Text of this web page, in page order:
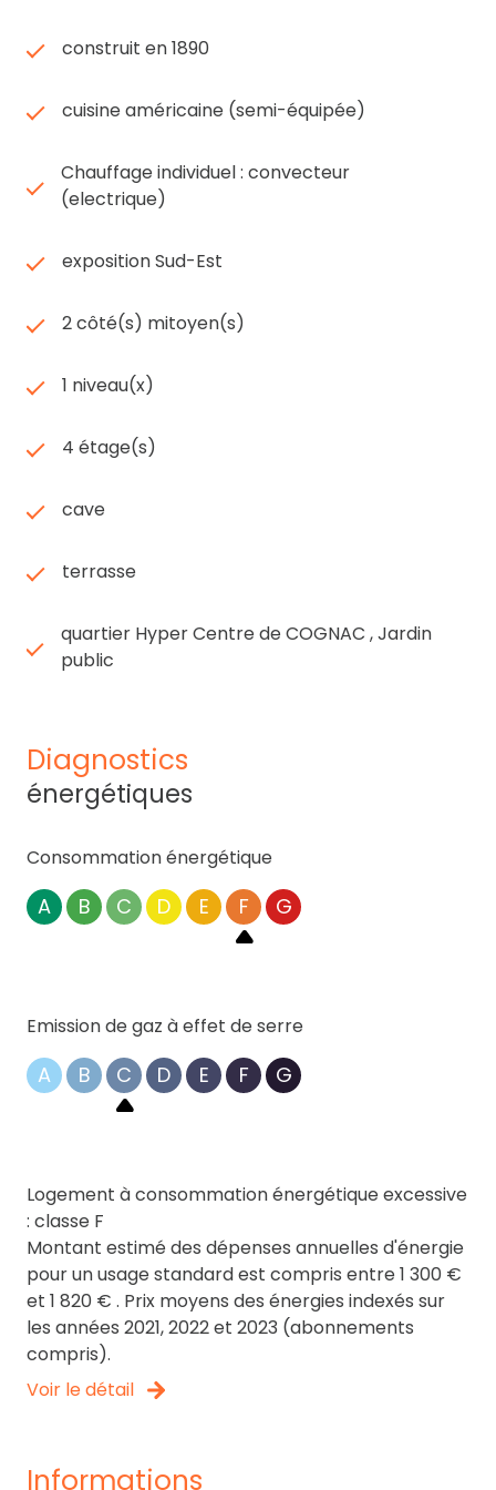
privilégié dans un environnement culturel et
un premier achat ou un investissement
Le classement énergétique en G s’explique
notamment par le caractère ancien et le cachet
architectural de l’immeuble, des éléments
biens authentiques. Des améliorations
afin d’optimiser encore davantage le confort du
BOISSON IMMOBILIER, agence familiale
indépendante depuis 1964 à COGNAC.
Les informations sur les risques auxquels ce bien
construit en 1890
cuisine américaine (semi-équipée)
Chauffage individuel : convecteur
(electrique)
exposition Sud-Est
2 côté(s) mitoyen(s)
1 niveau(x)
4 étage(s)
cave
terrasse
quartier Hyper Centre de COGNAC , Jardin
public
diagnostics
énergétiques
Consommation énergétique
A B C D E F G
Emission de gaz à effet de serre
A B C D E F G
Logement à consommation énergétique excessive
: classe F
Montant estimé des dépenses annuelles d'énergie
pour un usage standard est compris entre 1 300 €
et 1 820 € . Prix moyens des énergies indexés sur
les années 2021, 2022 et 2023 (abonnements
compris).
Voir le détail
informations